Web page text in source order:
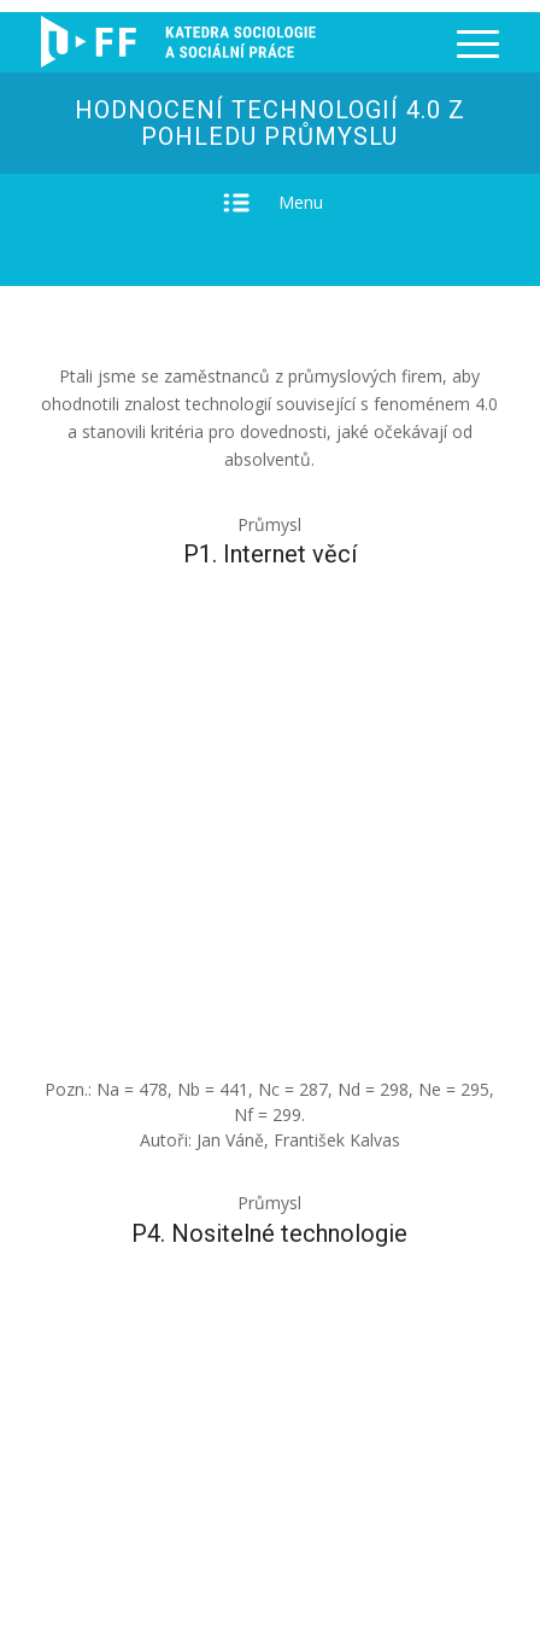
HODNOCENÍ TECHNOLOGIÍ 4.0 Z
POHLEDU PRŮMYSLU
Menu
Ptali jsme se zaměstnanců z průmyslových firem, aby
ohodnotili znalost technologií související s fenoménem 4.0
a stanovili kritéria pro dovednosti, jaké očekávají od
absolventů.
Průmysl
P1. Internet věcí
Pozn.: Na = 478, Nb = 441, Nc = 287, Nd = 298, Ne = 295,
Nf = 299.
Autoři: Jan Váně, František Kalvas
Průmysl
P4. Nositelné technologie